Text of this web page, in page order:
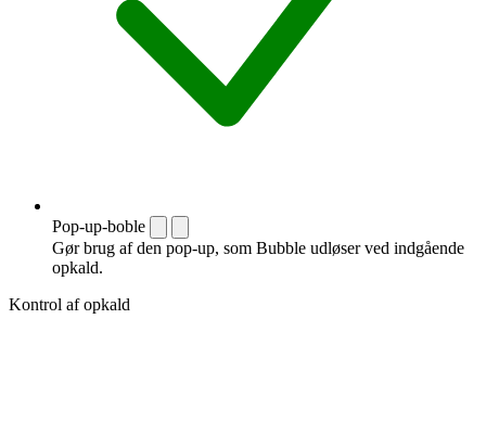
Pop-up-boble
Gør brug af den pop-up, som Bubble udløser ved indgående
opkald.
Kontrol af opkald